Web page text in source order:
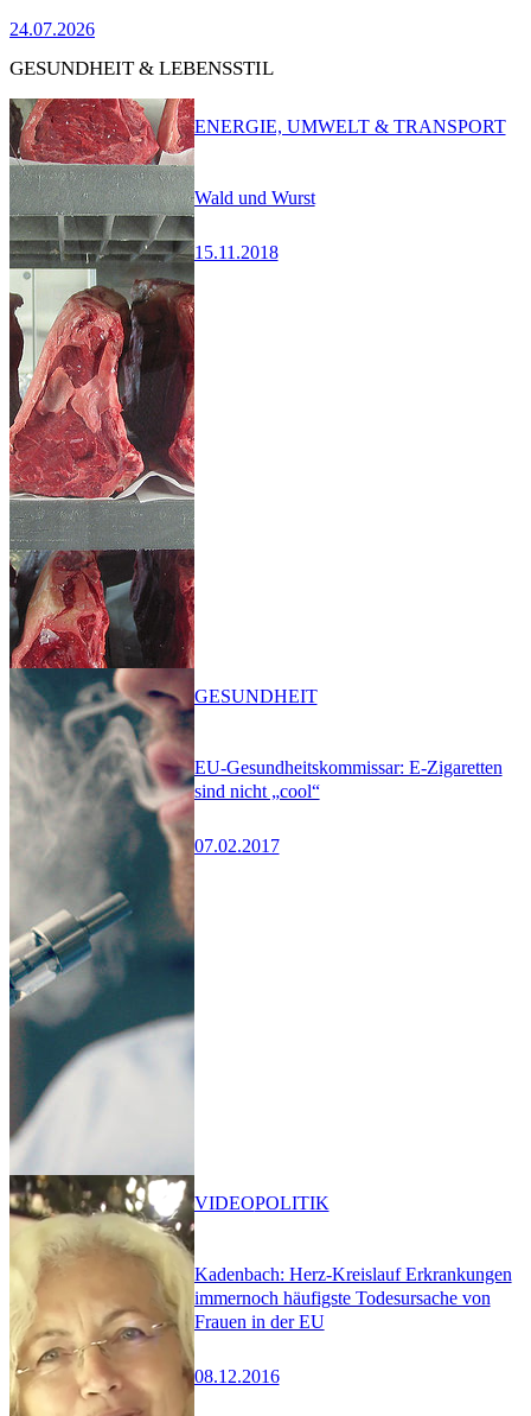
24.07.2026
GESUNDHEIT & LEBENSSTIL
Wald und Wurst
15.11.2018
ENERGIE, UMWELT & TRANSPORT
EU-Gesundheitskommissar: E-Zigaretten
sind nicht „cool“
07.02.2017
GESUNDHEIT
Kadenbach: Herz-Kreislauf Erkrankungen
immernoch häufigste Todesursache von
Frauen in der EU
08.12.2016
VIDEOPOLITIK